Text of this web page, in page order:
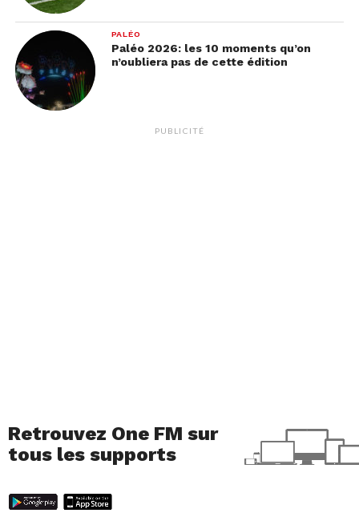
PALÉO
Paléo 2026: les 10 moments qu’on
n’oubliera pas de cette édition
PUBLICITÉ
Retrouvez One FM sur
tous les supports